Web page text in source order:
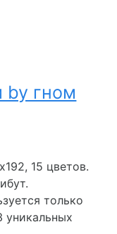
by гном
15 цветов.
только
уникальных